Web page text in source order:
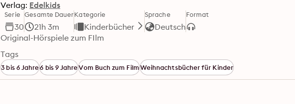
Verlag: Edelkids
Serie
30
Gesamte Dauer
21h 3m
Kategorie
Kinderbücher
Sprache
Deutsch
Format
Original-Hörspiele zum FIlm
Tags
3 bis 6 Jahre6 bis 9 JahreVom Buch zum FilmWeihnachtsbücher für Kinder